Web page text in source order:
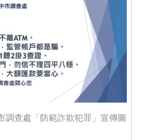
調查處「防範詐欺犯罪」宣傳圖